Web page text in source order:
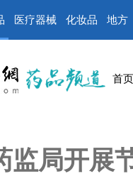
医疗器械 化妆品 地方
首页
监局开展